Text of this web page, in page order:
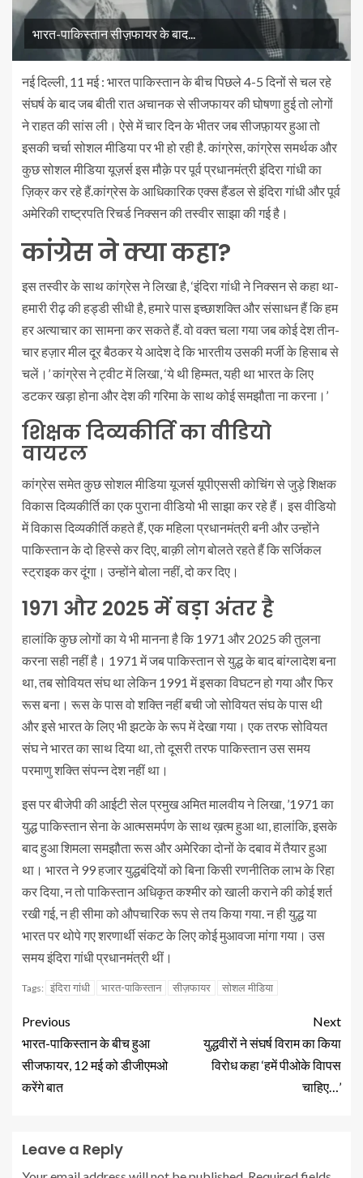
भारत-पाकिस्तान सीज़फायर के बाद...
नई दिल्ली, 11 मई : भारत पाकिस्तान के बीच पिछले 4-5 दिनों से चल रहे
संघर्ष के बाद जब बीती रात अचानक से सीजफायर की घोषणा हुई तो लोगों
ने राहत की सांस ली। ऐसे में चार दिन के भीतर जब सीजफ़़ायर हुआ तो
इसकी चर्चा सोशल मीडिया पर भी हो रही है. कांग्रेस, कांग्रेस समर्थक और
कुछ सोशल मीडिया यूज़र्स इस मौक़े पर पूर्व प्रधानमंत्री इंदिरा गांधी का
ज़िक्र कर रहे हैं.कांग्रेस के आधिकारिक एक्स हैंडल से इंदिरा गांधी और पूर्व
अमेरिकी राष्ट्रपति रिचर्ड निक्सन की तस्वीर साझा की गई है।
कांग्रेस ने क्या कहा?
इस तस्वीर के साथ कांग्रेस ने लिखा है, ‘इंदिरा गांधी ने निक्सन से कहा था-
हमारी रीढ़ की हड्डी सीधी है, हमारे पास इच्छाशक्ति और संसाधन हैं कि हम
हर अत्याचार का सामना कर सकते हैं. वो वक्त चला गया जब कोई देश तीन-
चार हज़ार मील दूर बैठकर ये आदेश दे कि भारतीय उसकी मर्जी के हिसाब से
चलें।’ कांग्रेस ने ट्वीट में लिखा, ‘ये थी हिम्मत, यही था भारत के लिए
डटकर खड़ा होना और देश की गरिमा के साथ कोई समझौता ना करना।’
शिक्षक दिव्यकीर्ति का वीडियो
वायरल
कांग्रेस समेत कुछ सोशल मीडिया यूजर्स यूपीएससी कोचिंग से जुड़े शिक्षक
विकास दिव्यकीर्ति का एक पुराना वीडियो भी साझा कर रहे हैं। इस वीडियो
में विकास दिव्यकीर्ति कहते हैं, एक महिला प्रधानमंत्री बनी और उन्होंने
पाकिस्तान के दो हिस्से कर दिए, बाक़ी लोग बोलते रहते हैं कि सर्जिकल
स्ट्राइक कर दूंगा। उन्होंने बोला नहीं, दो कर दिए।
1971 और 2025 में बड़ा अंतर है
हालांकि कुछ लोगों का ये भी मानना है कि 1971 और 2025 की तुलना
करना सही नहीं है। 1971 में जब पाकिस्तान से युद्ध के बाद बांग्लादेश बना
था, तब सोवियत संघ था लेकिन 1991 में इसका विघटन हो गया और फिर
रूस बना। रूस के पास वो शक्ति नहीं बची जो सोवियत संघ के पास थी
और इसे भारत के लिए भी झटके के रूप में देखा गया। एक तरफ सोवियत
संघ ने भारत का साथ दिया था, तो दूसरी तरफ पाकिस्तान उस समय
परमाणु शक्ति संपन्न देश नहीं था।
इस पर बीजेपी की आईटी सेल प्रमुख अमित मालवीय ने लिखा, ’1971 का
युद्ध पाकिस्तान सेना के आत्मसमर्पण के साथ ख़त्म हुआ था, हालांकि, इसके
बाद हुआ शिमला समझौता रूस और अमेरिका दोनों के दबाव में तैयार हुआ
था। भारत ने 99 हजार युद्धबंदियों को बिना किसी रणनीतिक लाभ के रिहा
कर दिया, न तो पाकिस्तान अधिकृत कश्मीर को खाली कराने की कोई शर्त
रखी गई, न ही सीमा को औपचारिक रूप से तय किया गया. न ही युद्ध या
भारत पर थोपे गए शरणार्थी संकट के लिए कोई मुआवजा मांगा गया। उस
समय इंदिरा गांधी प्रधानमंत्री थीं।
Tags: इंदिरा गांधी भारत-पाकिस्तान सीज़फायर सोशल मीडिया
Previous
भारत-पाकिस्तान के बीच हुआ
सीजफायर, 12 मई को डीजीएमओ
करेंगे बात
Next
युद्धवीरों ने संघर्ष विराम का किया
विरोध कहा ‘हमें पीओके वािपस
चाहिए…’
Leave a Reply